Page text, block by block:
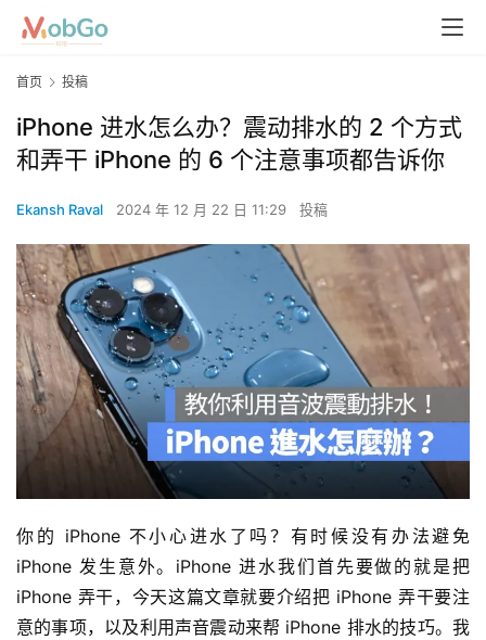
首页 投稿
iPhone 进水怎么办？震动排水的 2 个方式
和弄干 iPhone 的 6 个注意事项都告诉你
Ekansh Raval 2024 年 12 月 22 日 11:29 投稿
你的 iPhone 不小心进水了吗？有时候没有办法避免
iPhone 发生意外。iPhone 进水我们首先要做的就是把
iPhone 弄干，今天这篇文章就要介绍把 iPhone 弄干要注
意的事项，以及利用声音震动来帮 iPhone 排水的技巧。我